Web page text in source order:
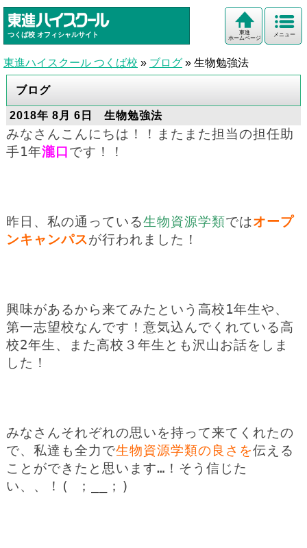
つくば校 オフィシャルサイト メニュー
東進
ホームページ
東進ハイスクール つくば校 » ブログ » 生物勉強法
ブログ
2018年 8月 6日 生物勉強法
みなさんこんにちは！！またまた担当の担任助
手1年瀧口 です！！
昨日、私の通っている生物資源学類ではオープ
ンキャンパスが行われました！
興味があるから来てみたという高校1年生や、
第一志望校なんです！意気込んでくれている高
校2年生、また高校３年生とも沢山お話をしま
した！
みなさんそれぞれの思いを持って来てくれたの
で、私達も全力で生物資源学類の良さを伝える
ことができたと思います…！そう信じた
い、、！( ；__；)